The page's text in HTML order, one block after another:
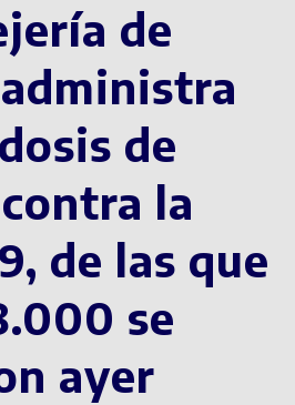
de
de
la
de las que
se
ayer